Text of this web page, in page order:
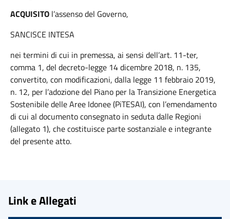
ACQUISITO l’assenso del Governo,
SANCISCE INTESA
nei termini di cui in premessa, ai sensi dell’art. 11-ter,
comma 1, del decreto-legge 14 dicembre 2018, n. 135,
convertito, con modificazioni, dalla legge 11 febbraio 2019,
n. 12, per l’adozione del Piano per la Transizione Energetica
Sostenibile delle Aree Idonee (PiTESAI), con l’emendamento
di cui al documento consegnato in seduta dalle Regioni
(allegato 1), che costituisce parte sostanziale e integrante
del presente atto.
Link e Allegati